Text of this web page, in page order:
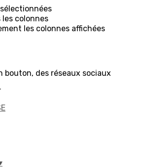
colonnes
les colonnes affichées
bouton, des réseaux sociaux